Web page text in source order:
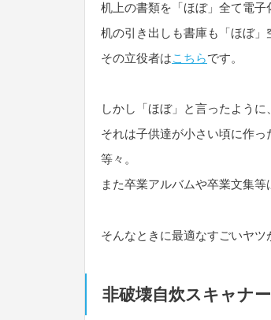
机上の書類を「ほぼ」全て電子
机の引き出しも書庫も「ほぼ」
その立役者はこちらです。
しかし「ほぼ」と言ったように
それは子供達が小さい頃に作
等々。
また卒業アルバムや卒業文集
そんなときに最適なすごいヤツ
非破壊自炊スキャナ